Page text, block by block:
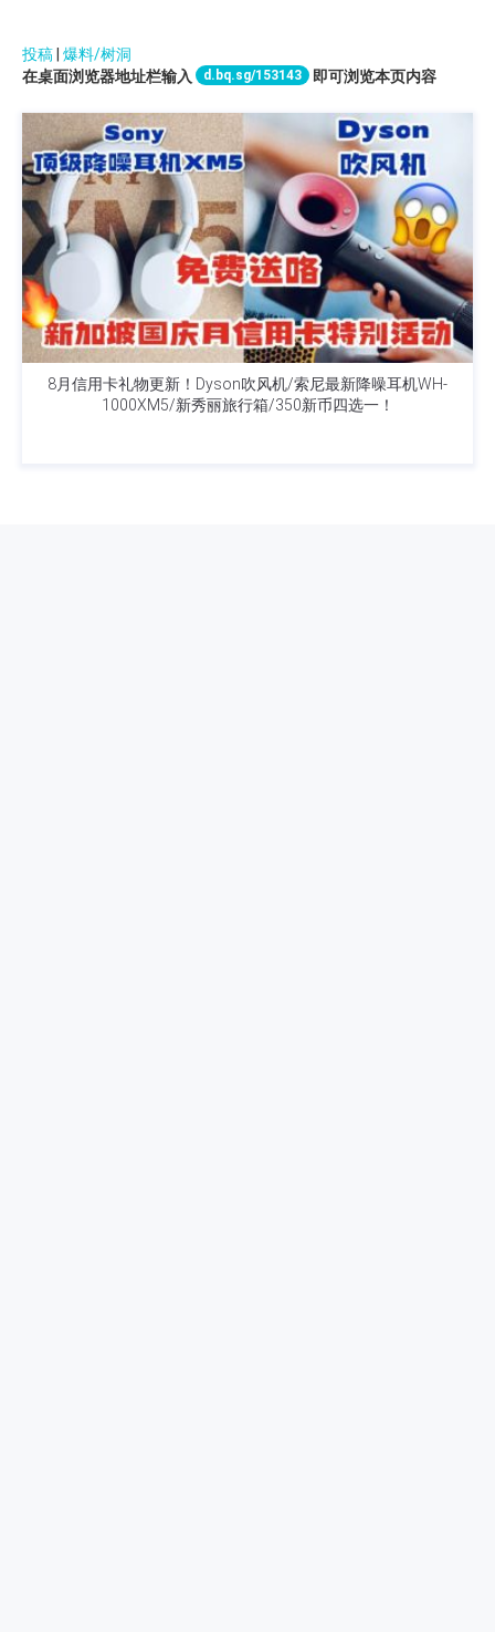
投稿 爆料/树洞
在桌面浏览器地址栏输入
d.bq.sg/153143 即可浏览本页内容
8月信用卡礼物更新！Dyson吹风机/索尼最新降噪耳机WH-
1000XM5/新秀丽旅行箱/350新币四选一！